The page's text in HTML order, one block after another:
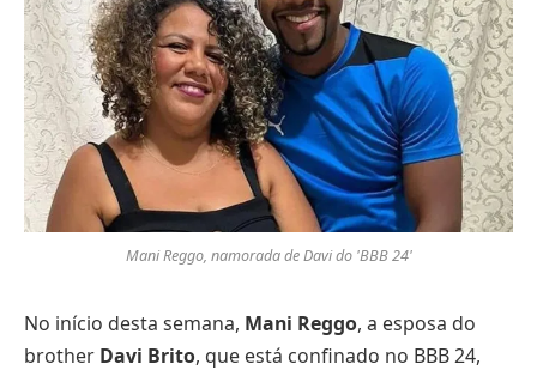
Mani Reggo, namorada de Davi do 'BBB 24'
No início desta semana, Mani Reggo, a esposa do
brother Davi Brito, que está confinado no BBB 24,